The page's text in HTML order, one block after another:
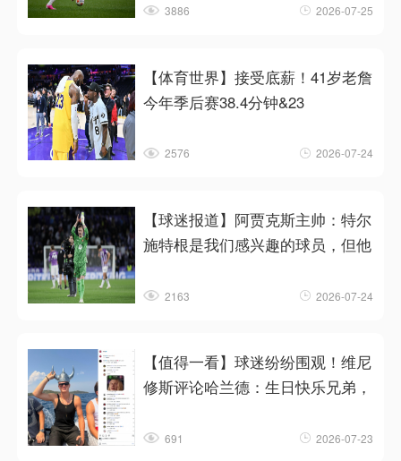
3886 2026-07-25
【体育世界】接受底薪！41岁老詹
今年季后赛38.4分钟&23
2576 2026-07-24
【球迷报道】阿贾克斯主帅：特尔
施特根是我们感兴趣的球员，但他
2163 2026-07-24
【值得一看】球迷纷纷围观！维尼
修斯评论哈兰德：生日快乐兄弟，
691 2026-07-23